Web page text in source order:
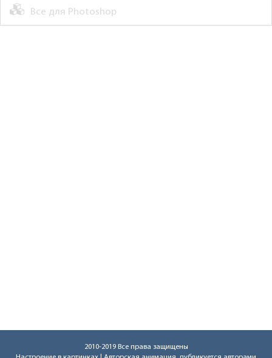
Все для Photoshop
2010-2019 Все права защищены